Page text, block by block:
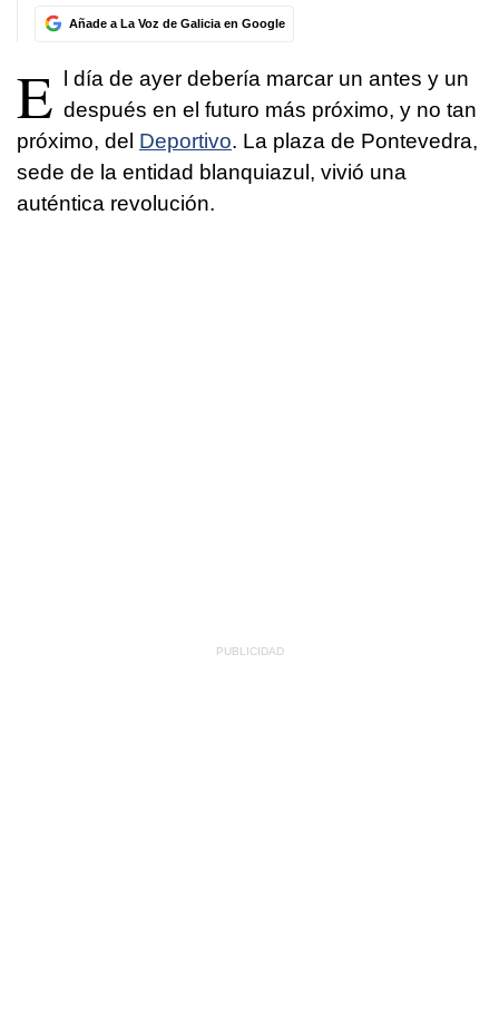
Añade a La Voz de Galicia en Google
E l día de ayer debería marcar un antes y un
después en el futuro más próximo, y no tan
próximo, del Deportivo. La plaza de Pontevedra,
sede de la entidad blanquiazul, vivió una
auténtica revolución.